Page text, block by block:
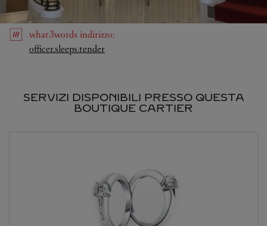
what3words indirizzo:
officer.sleeps.tenderLink Opens in New Tab
SERVIZI DISPONIBILI PRESSO QUESTA
BOUTIQUE CARTIER